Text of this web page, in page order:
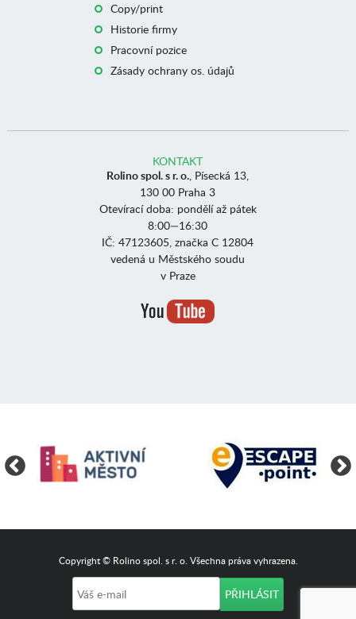
Copy/print
Historie firmy
Pracovní pozice
Zásady ochrany os. údajů
KONTAKT
Rolino spol. s r. o., Písecká 13,
130 00 Praha 3
Otevírací doba: pondělí až pátek
8:00—16:30
IČ: 47123605, značka C 12804
vedená u Městského soudu
v Praze
Copyright © Rolino spol. s r. o. Všechna práva vyhrazena.